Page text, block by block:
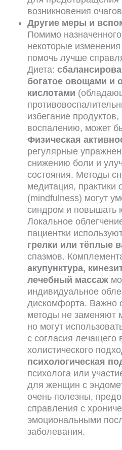
возникновения
Другие меры и
Помимо
некоторые
помочь лучше
Диета:
богатое овощами и
кислотами
избегание
воспалению, может
Физическая
регулярные
снижению боли и
состояния. Методы
медитация, практики
(mindfulness) могут
синдром и повышать
Локальное
пациентки
грелки или тёплые
спазмов.
акупунктура,
лечебный массаж
индивидуальное
дискомфорта. Важно
методы не заменяют
но могут
с согласия лечащего
холистического
психологическая
психолога или
для женщин с
очень полезны,
справления с
эмоциональными
заболевания.